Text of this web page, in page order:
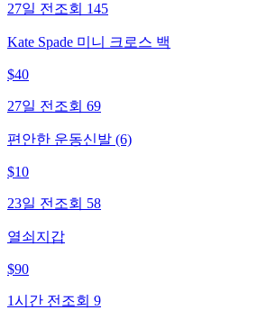
27일 전 조회 145
Kate Spade 미니 크로스 백
$40
27일 전 조회 69
편안한 운동신발 (6)
$10
23일 전 조회 58
열쇠지갑
$90
1시간 전 조회 9